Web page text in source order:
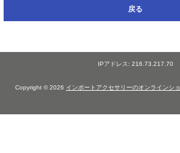
戻る
IPアドレス: 216.73.217.70
Copyright © 2026 インポートアクセサリーのオンラインシ